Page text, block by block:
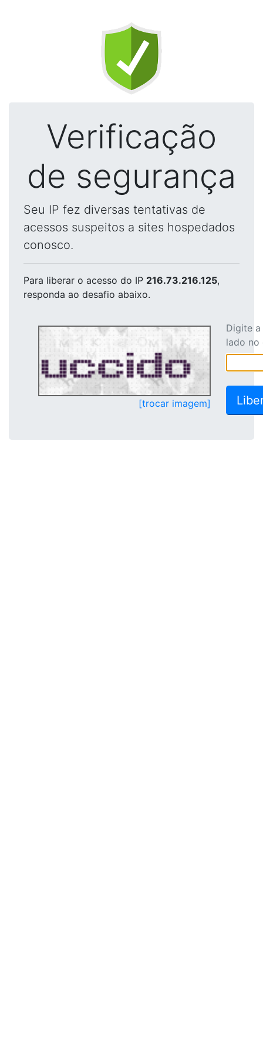
Verificação
de segurança
Seu IP fez diversas tentativas de
acessos suspeitos a sites hospedados
conosco.
Para liberar o acesso do IP 216.73.216.125,
responda ao desafio abaixo.
[trocar imagem]
Digite
lado no